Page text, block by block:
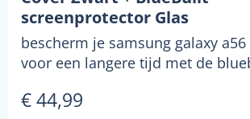
screenprotector Glas
bescherm je samsung galaxy
voor een langere tijd met de
€ 44,99